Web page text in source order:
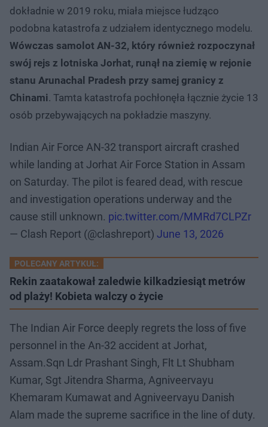
dokładnie w 2019 roku, miała miejsce łudząco
podobna katastrofa z udziałem identycznego modelu.
Wówczas samolot AN-32, który również rozpoczynał
swój rejs z lotniska Jorhat, runął na ziemię w rejonie
stanu Arunachal Pradesh przy samej granicy z
Chinami. Tamta katastrofa pochłonęła łącznie życie 13
osób przebywających na pokładzie maszyny.
Indian Air Force AN-32 transport aircraft crashed
while landing at Jorhat Air Force Station in Assam
on Saturday. The pilot is feared dead, with rescue
and investigation operations underway and the
cause still unknown. pic.twitter.com/MMRd7CLPZr
— Clash Report (@clashreport) June 13, 2026
POLECANY ARTYKUŁ:
Rekin zaatakował zaledwie kilkadziesiąt metrów
od plaży! Kobieta walczy o życie
The Indian Air Force deeply regrets the loss of five
personnel in the An-32 accident at Jorhat,
Assam.Sqn Ldr Prashant Singh, Flt Lt Shubham
Kumar, Sgt Jitendra Sharma, Agniveervayu
Khemaram Kumawat and Agniveervayu Danish
Alam made the supreme sacrifice in the line of duty.